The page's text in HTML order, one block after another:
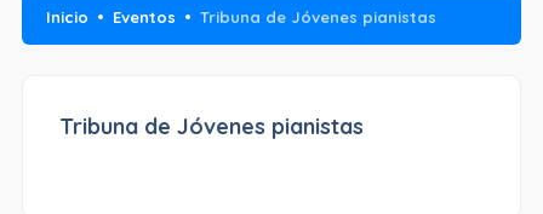
Inicio Eventos Tribuna de Jóvenes pianistas
Tribuna de Jóvenes pianistas